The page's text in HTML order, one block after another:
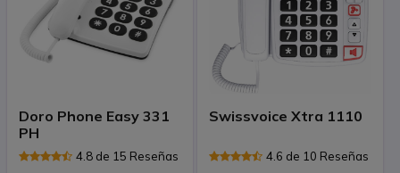
Doro Phone Easy 331
PH
4.8 de 15 Reseñas
Swissvoice Xtra 1110
4.6 de 10 Reseñas